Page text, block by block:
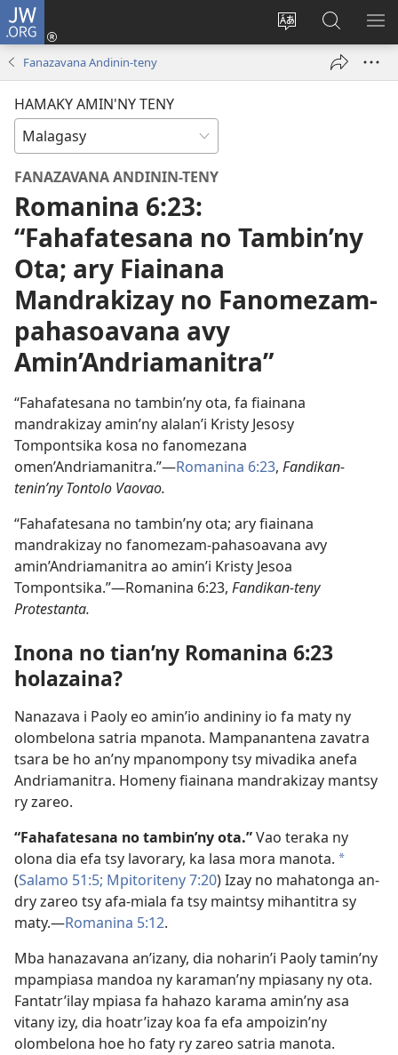
JW.ORG
Hiova
Hiditra
(manokatra
ato
Amin’ny
Fanazavana Andinin-teny
HAMAKY AMIN'NY TENY
FANAZAVANA ANDININ-TENY
Romanina 6:23:
“Fahafatesana no Tambin’ny
Ota; ary Fiainana
Mandrakizay no Fanomezam-
pahasoavana avy
Amin’Andriamanitra”
“Fahafatesana no tambin’ny ota, fa fiainana
mandrakizay amin’ny alalan’i Kristy Jesosy
Tompontsika kosa no fanomezana
omen’Andriamanitra.”​—Romanina 6:23, Fandikan-
tenin’ny Tontolo Vaovao.
“Fahafatesana no tambin’ny ota; ary fiainana
mandrakizay no fanomezam-pahasoavana avy
amin’Andriamanitra ao amin’i Kristy Jesoa
Tompontsika.”​—Romanina 6:23, Fandikan-teny
Protestanta.
Inona no tian’ny Romanina 6:23
holazaina?
Nanazava i Paoly eo amin’io andininy io fa maty ny
olombelona satria mpanota. Mampanantena zavatra
tsara be ho an’ny mpanompony tsy mivadika anefa
Andriamanitra. Homeny fiainana mandrakizay mantsy
ry zareo.
“Fahafatesana no tambin’ny ota.”Vao teraka ny
olona dia efa tsy lavorary, ka lasa mora manota. a
(Salamo 51:5; Mpitoriteny 7:20) Izay no mahatonga an-
dry zareo tsy afa-miala fa tsy maintsy mihantitra sy
maty.​—Romanina 5:12.
Mba hanazavana an’izany, dia noharin’i Paoly tamin’ny
mpampiasa mandoa ny karaman’ny mpiasany ny ota.
Fantatr’ilay mpiasa fa hahazo karama amin’ny asa
vitany izy, dia hoatr’izay koa fa efa ampoizin’ny
olombelona hoe ho faty ry zareo satria manota.